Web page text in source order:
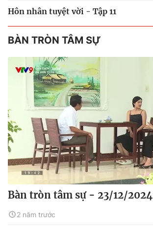
Hôn nhân tuyệt vời - Tập 11
BÀN TRÒN TÂM SỰ
Bàn tròn tâm sự - 23/12/2024
2 năm trước